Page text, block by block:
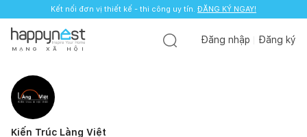
Kết nối đơn vị thiết kế - thi công uy tín. ĐĂNG KÝ NGAY!
M Ạ N G X Ã H Ộ I
Đăng nhập Đăng ký
Kiến Trúc Làng Việt